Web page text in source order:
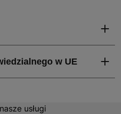
usługi